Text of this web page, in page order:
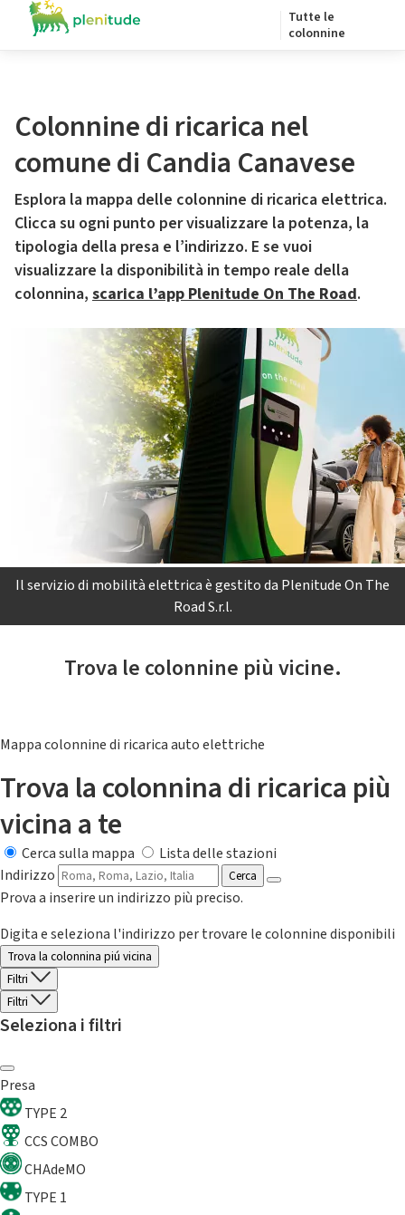
Tutte le
colonnine
Colonnine di ricarica nel
comune di Candia Canavese
Esplora la mappa delle colonnine di ricarica elettrica.
Clicca su ogni punto per visualizzare la potenza, la
tipologia della presa e l’indirizzo. E se vuoi
visualizzare la disponibilità in tempo reale della
colonnina, scarica l’app Plenitude On The Road.
Il servizio di mobilità elettrica è gestito da Plenitude On The
Road S.r.l.
Trova le colonnine più vicine.
Mappa colonnine di ricarica auto elettriche
Trova la colonnina di ricarica più
vicina a te
Cerca sulla mappa
Lista delle stazioni
Indirizzo
Cerca
Prova a inserire un indirizzo più preciso.
Digita e seleziona l'indirizzo per trovare le colonnine disponibili
Trova la colonnina piú vicina
Filtri
Filtri
Seleziona i filtri
Presa
TYPE 2
CCS COMBO
CHAdeMO
TYPE 1